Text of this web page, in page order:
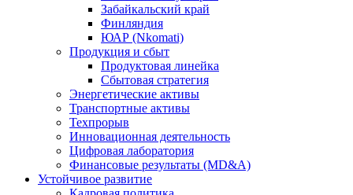
Забайкальский край
Финляндия
ЮАР (Nkomati)
Продукция и сбыт
Продуктовая линейка
Сбытовая стратегия
Энергетические активы
Транспортные активы
Техпрорыв
Инновационная деятельность
Цифровая лаборатория
Финансовые результаты (MD&A)
Устойчивое развитие